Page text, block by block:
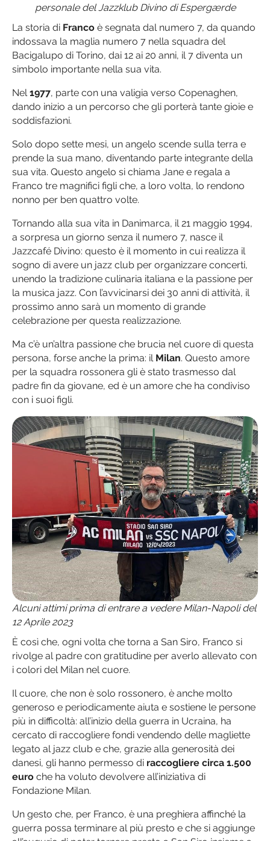
personale del Jazzklub Divino di Espergærde
La storia di Franco è segnata dal numero 7, da quando
indossava la maglia numero 7 nella squadra del
Bacigalupo di Torino, dai 12 ai 20 anni, il 7 diventa un
simbolo importante nella sua vita.
Nel 1977, parte con una valigia verso Copenaghen,
dando inizio a un percorso che gli porterà tante gioie e
soddisfazioni.
Solo dopo sette mesi, un angelo scende sulla terra e
prende la sua mano, diventando parte integrante della
sua vita. Questo angelo si chiama Jane e regala a
Franco tre magnifici figli che, a loro volta, lo rendono
nonno per ben quattro volte.
Tornando alla sua vita in Danimarca, il 21 maggio 1994,
a sorpresa un giorno senza il numero 7, nasce il
Jazzcafé Divino: questo è il momento in cui realizza il
sogno di avere un jazz club per organizzare concerti,
unendo la tradizione culinaria italiana e la passione per
la musica jazz. Con l’avvicinarsi dei 30 anni di attività, il
prossimo anno sarà un momento di grande
celebrazione per questa realizzazione.
Ma c’è un’altra passione che brucia nel cuore di questa
persona, forse anche la prima: il Milan. Questo amore
per la squadra rossonera gli è stato trasmesso dal
padre fin da giovane, ed è un amore che ha condiviso
con i suoi figli.
Alcuni attimi prima di entrare a vedere Milan-Napoli del
12 Aprile 2023
È così che, ogni volta che torna a San Siro, Franco si
rivolge al padre con gratitudine per averlo allevato con
i colori del Milan nel cuore.
Il cuore, che non è solo rossonero, è anche molto
generoso e periodicamente aiuta e sostiene le persone
più in difficoltà: all’inizio della guerra in Ucraina, ha
cercato di raccogliere fondi vendendo delle magliette
legato al jazz club e che, grazie alla generosità dei
danesi, gli hanno permesso di raccogliere circa 1.500
euro che ha voluto devolvere all’iniziativa di
Fondazione Milan.
Un gesto che, per Franco, è una preghiera affinché la
guerra possa terminare al più presto e che si aggiunge